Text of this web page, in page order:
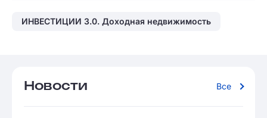
ИНВЕСТИЦИИ 3.0. Доходная недвижимость
Новости Все